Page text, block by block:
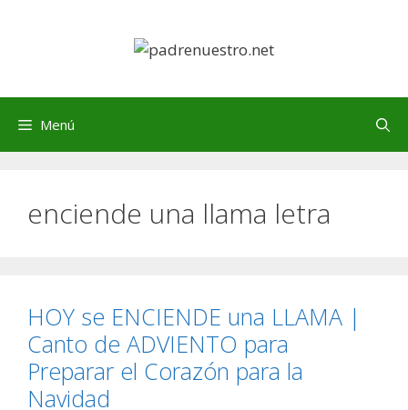
Menú
enciende una llama letra
HOY se ENCIENDE una LLAMA |
Canto de ADVIENTO para
Preparar el Corazón para la
Navidad